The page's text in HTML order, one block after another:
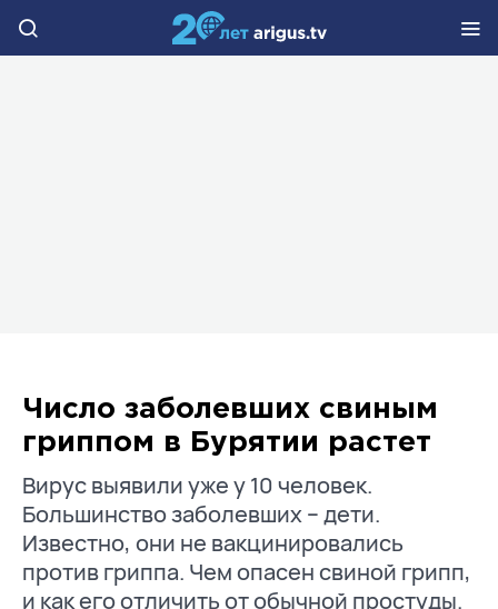
Число заболевших свиным
гриппом в Бурятии растет
Вирус выявили уже у 10 человек.
Большинство заболевших – дети.
Известно, они не вакцинировались
против гриппа. Чем опасен свиной грипп,
и как его отличить от обычной простуды.